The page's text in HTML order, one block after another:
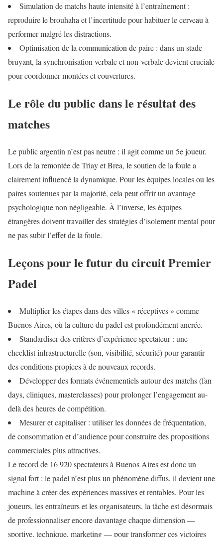
Simulation de matchs haute intensité à l’entraînement :
reproduire le brouhaha et l’incertitude pour habituer le cerveau à
performer malgré les distractions.
Optimisation de la communication de paire : dans un stade
bruyant, la synchronisation verbale et non-verbale devient cruciale
pour coordonner montées et couvertures.
Le rôle du public dans le résultat des
matches
Le public argentin n’est pas neutre : il agit comme un 5e joueur.
Lors de la remontée de Triay et Brea, le soutien de la foule a
clairement influencé la dynamique. Pour les équipes locales ou les
paires soutenues par la majorité, cela peut offrir un avantage
psychologique non négligeable. À l’inverse, les équipes
étrangères doivent travailler des stratégies d’isolement mental pour
ne pas subir l’effet de la foule.
Leçons pour le futur du circuit Premier
Padel
Multiplier les étapes dans des villes « réceptives » comme
Buenos Aires, où la culture du padel est profondément ancrée.
Standardiser des critères d’expérience spectateur : une
checklist infrastructurelle (son, visibilité, sécurité) pour garantir
des conditions propices à de nouveaux records.
Développer des formats événementiels autour des matchs (fan
days, cliniques, masterclasses) pour prolonger l’engagement au-
delà des heures de compétition.
Mesurer et capitaliser : utiliser les données de fréquentation,
de consommation et d’audience pour construire des propositions
commerciales plus attractives.
Le record de 16 920 spectateurs à Buenos Aires est donc un
signal fort : le padel n’est plus un phénomène diffus, il devient une
machine à créer des expériences massives et rentables. Pour les
joueurs, les entraîneurs et les organisateurs, la tâche est désormais
de professionnaliser encore davantage chaque dimension —
sportive, technique, marketing — pour transformer ces victoires